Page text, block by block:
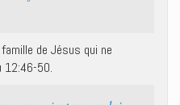
de Jésus qui ne
12:46-50.